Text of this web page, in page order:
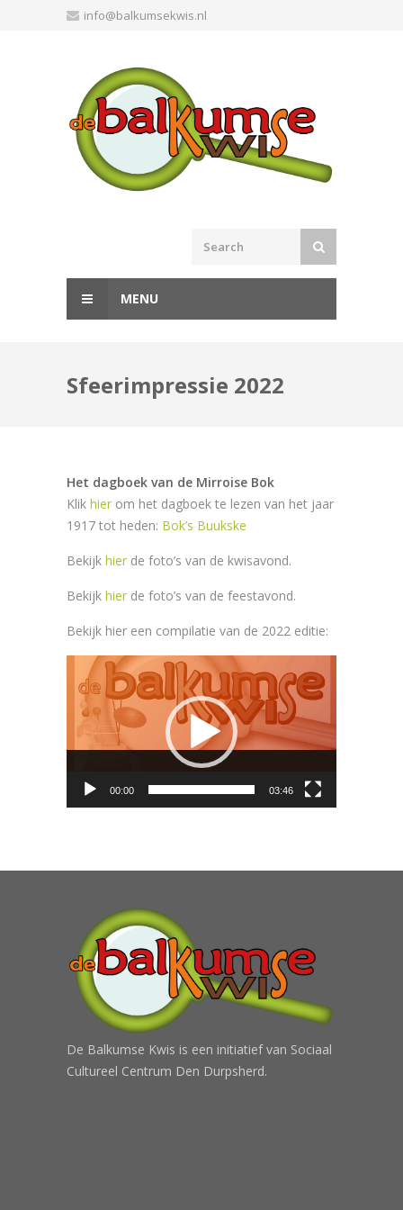
info@balkumsekwis.nl
MENU
Sfeerimpressie 2022
Het dagboek van de Mirroise Bok
Klik hier om het dagboek te lezen van het jaar
1917 tot heden: Bok’s Buukske
Bekijk hier de foto’s van de kwisavond.
Bekijk hier de foto’s van de feestavond.
Bekijk hier een compilatie van de 2022 editie:
Videospeler
00:00 03:46
De Balkumse Kwis is een initiatief van Sociaal
Cultureel Centrum Den Durpsherd.